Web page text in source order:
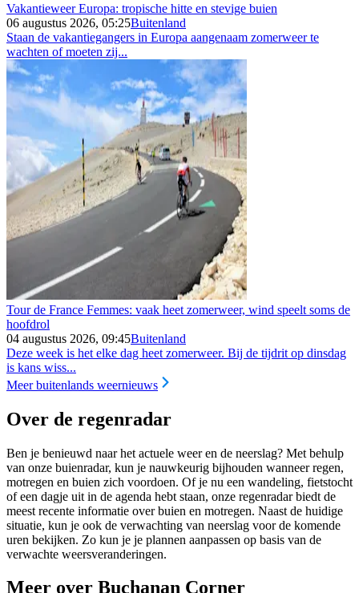
Vakantieweer Europa: tropische hitte en stevige buien
06 augustus 2026, 05:25Buitenland
Staan de vakantiegangers in Europa aangenaam zomerweer te
wachten of moeten zij...
Tour de France Femmes: vaak heet zomerweer, wind speelt soms de
hoofdrol
04 augustus 2026, 09:45Buitenland
Deze week is het elke dag heet zomerweer. Bij de tijdrit op dinsdag
is kans wiss...
Meer buitenlands weernieuws
Over de regenradar
Ben je benieuwd naar het actuele weer en de neerslag? Met behulp
van onze buienradar, kun je nauwkeurig bijhouden wanneer regen,
motregen en buien zich voordoen. Of je nu een wandeling, fietstocht
of een dagje uit in de agenda hebt staan, onze regenradar biedt de
meest recente informatie over buien en motregen. Naast de huidige
situatie, kun je ook de verwachting van neerslag voor de komende
uren bekijken. Zo kun je je plannen aanpassen op basis van de
verwachte weersveranderingen.
Meer over Buchanan Corner